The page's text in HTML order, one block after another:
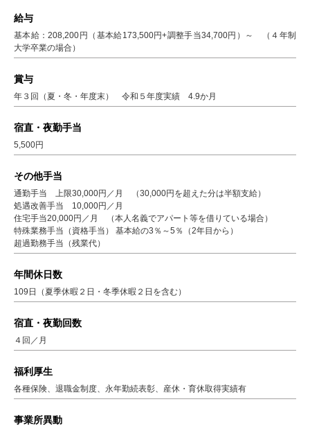
給与
基本給：208,200円（基本給173,500円+調整手当34,700円）～ （４年制
大学卒業の場合）
賞与
年３回（夏・冬・年度末） 令和５年度実績 4.9か月
宿直・夜勤手当
5,500円
その他手当
通勤手当 上限30,000円／月 （30,000円を超えた分は半額支給）
処遇改善手当 10,000円／月
住宅手当20,000円／月 （本人名義でアパート等を借りている場合）
特殊業務手当（資格手当） 基本給の3％～5％（2年目から）
超過勤務手当（残業代）
年間休日数
109日（夏季休暇２日・冬季休暇２日を含む）
宿直・夜勤回数
４回／月
福利厚生
各種保険、退職金制度、永年勤続表彰、産休・育休取得実績有
事業所異動